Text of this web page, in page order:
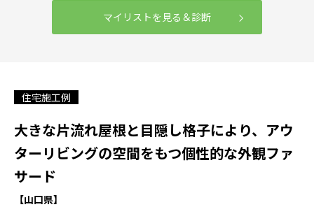
マイリストを見る＆診断
住宅施工例
大きな片流れ屋根と目隠し格子により、アウ
ターリビングの空間をもつ個性的な外観ファ
サード
【山口県】